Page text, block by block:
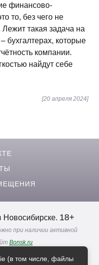
финансово-
то, без чего не
такая задача на
бухгалтерах, которые
компании.
найдут себе
[20 апреля 2024]
Новосибирске. 18+
при наличии активной
Bonsk.ru
(в том числе, файлы